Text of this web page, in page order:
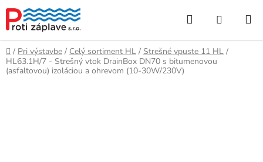
obsah
Hľadať
KOŠÍK
Domov
/ Pri výstavbe / Celý sortiment HL / Strešné vpuste 11 HL /
HL63.1H/7 - Strešný vtok DrainBox DN70 s bitumenovou
(asfaltovou) izoláciou a ohrevom (10-30W/230V)